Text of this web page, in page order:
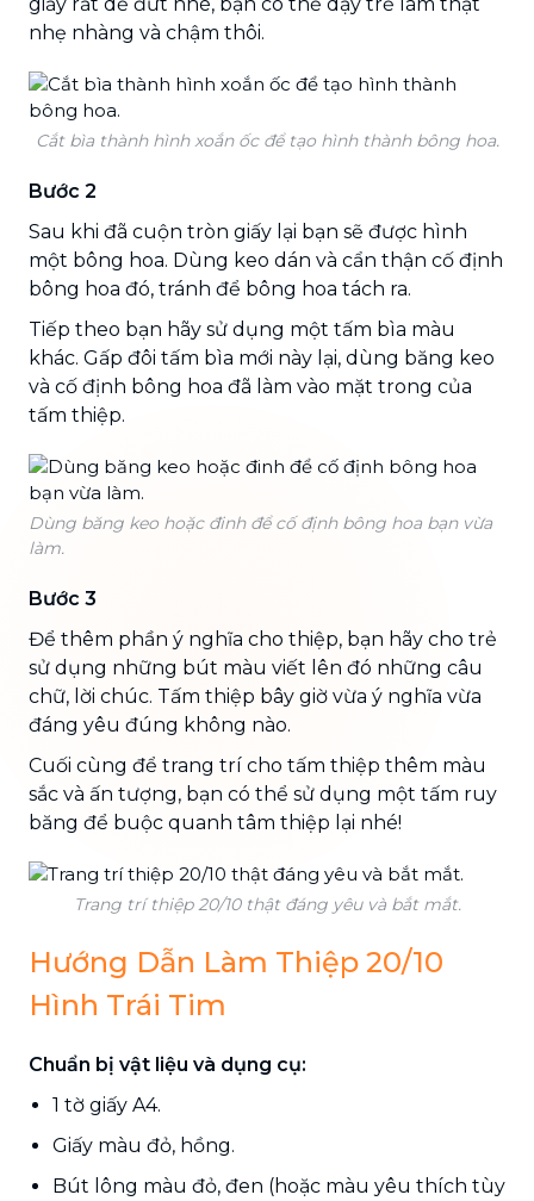
nhẹ nhàng và chậm thôi.
Cắt bìa thành hình xoắn ốc để tạo hình thành bông hoa.
Bước 2
Sau khi đã cuộn tròn giấy lại bạn sẽ được hình
một bông hoa. Dùng keo dán và cẩn thận cố định
bông hoa đó, tránh để bông hoa tách ra.
Tiếp theo bạn hãy sử dụng một tấm bìa màu
khác. Gấp đôi tấm bìa mới này lại, dùng băng keo
và cố định bông hoa đã làm vào mặt trong của
tấm thiệp.
Dùng băng keo hoặc đinh để cố định bông hoa bạn vừa
làm.
Bước 3
Để thêm phần ý nghĩa cho thiệp, bạn hãy cho trẻ
sử dụng những bút màu viết lên đó những câu
chữ, lời chúc. Tấm thiệp bây giờ vừa ý nghĩa vừa
đáng yêu đúng không nào.
Cuối cùng để trang trí cho tấm thiệp thêm màu
sắc và ấn tượng, bạn có thể sử dụng một tấm ruy
băng để buộc quanh tâm thiệp lại nhé!
Trang trí thiệp 20/10 thật đáng yêu và bắt mắt.
Hướng Dẫn Làm Thiệp 20/10
Hình Trái Tim
Chuẩn bị vật liệu và dụng cụ:
1 tờ giấy A4.
Giấy màu đỏ, hồng.
Bút lông màu đỏ, đen (hoặc màu yêu thích tùy